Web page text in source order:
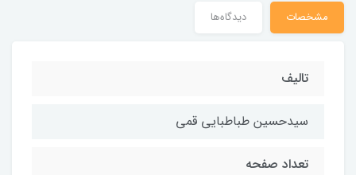
مشخصات دیدگاه‌ها
تالیف
سیدحسین طباطبایی قمی
تعداد صفحه